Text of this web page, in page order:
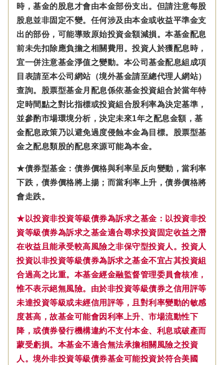
時，基金的股息才會由本金部份支出。但請注意每股
股息並非固定不變。 任何涉及由本金或收益平準金支
出的部份，可能導致原始投資金額減損。本基金配息
前未先扣除應負擔之相關費用。投資人於獲配息時，
宜一併注意基金淨值之變動。本公司基金配息組成項
目表請至本公司網站（境外基金請至總代理人網站）
查詢。股票型基金月配息係依基金投資組合於當年特
定時間點之對比指標或投資組合股利率為決定基準，
並參酌市場環境分析，決定未來1年之配息金額，基
金配息政策乃以避免過度侵蝕本金為目標。股票型基
金之配息類股的配息來源可能為本金。
★債券型基金：債券價格與利率呈反向變動，當利率
下跌，債券價格將上揚；而當利率上升，債券價格將
會走跌。
★以投資非投資等級債券為訴求之基金：以投資非投
資等級債券為訴求之基金適合尋求投資固定收益之潛
在收益且能承受較高風險之非保守型投資人。投資人
投資以非投資等級債券為訴求之基金不宜占其投資組
合過高之比重。本基金經金融監督管理委員會核准，
惟不表示絕無風險。由於非投資等級債券之信用評等
未達投資等級或未經信用評等，且對利率變動的敏感
度甚高，故基金可能會因利率上升、市場流動性下
降，或債券發行機構違約不支付本金、利息或破產而
蒙受虧損。本基金不適合無法承擔相關風險之投資
人。境外非投資等級債券基金可能投資於符合美國